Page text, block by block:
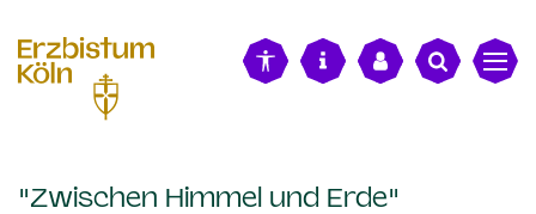
"Zwischen Himmel und Erde"